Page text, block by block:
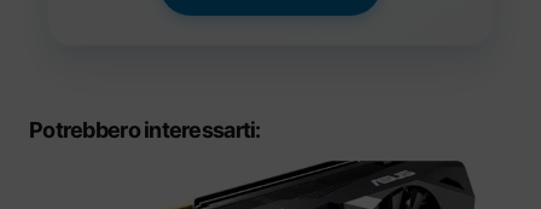
Potrebbero interessarti: